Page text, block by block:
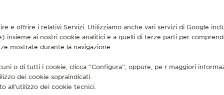
e offrire i relativi Servizi. Utilizziamo anche vari servizi di Google
) insieme ai nostri cookie analitici e a quelli di terze parti per
mostrate durante la navigazione.
o di tutti i cookie, clicca “Configura”, oppure, pe r maggiori
dei cookie sopraindicati.
all’utilizzo dei cookie tecnici.